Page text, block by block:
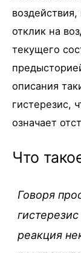
отклик на
текущего
описания
гистерезис,
означает
Что
Говоря
реакция